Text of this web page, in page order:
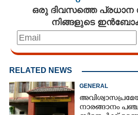
ഒരു ദിവസത്തെ പ്രധാന
നിങ്ങളുടെ
RELATED NEWS
GENERAL
നാരങ്ങാനം